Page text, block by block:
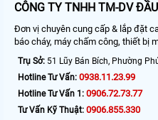
CÔNG TY TNHH TM-DV
Đơn vị chuyên cung cấp & lắp đặt
báo cháy, máy chấm công, thiết bị
Trụ Sở: 51 Lũy Bán Bích, Phường
Hotline Tư Vấn: 0938.11.23.99
Hotline Tư Vấn 1: 0906.72.73.77
Tư Vấn Kỹ Thuật: 0906.855.330